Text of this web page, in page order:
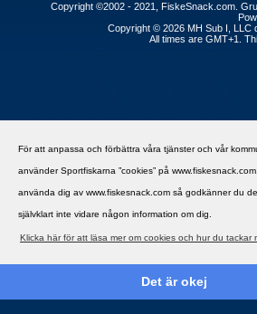
För att anpassa och förbättra våra tjänster och vår
använder Sportfiskarna ”cookies” på
använda dig av www.fiskesnack.com så godkänner du
självklart inte vidare någon information om dig.
Klicka här för att läsa mer om cookies och hur du tackar
Det är okej
Copyright ©2002 - 2021, FiskeSnack.com.
Copyright © 2026 MH Sub I, LLC
All times are GMT+1.